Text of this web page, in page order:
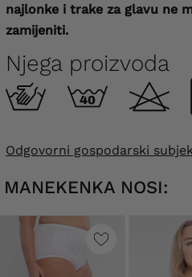
najlonke i trake za glavu ne
zamijeniti.
Njega proizvoda
Odgovorni gospodarski
MANEKENKA NOSI: